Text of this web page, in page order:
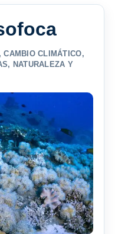
CAMBIO CLIMÁTICO,
, NATURALEZA Y